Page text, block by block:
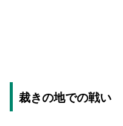
裁きの地での戦い